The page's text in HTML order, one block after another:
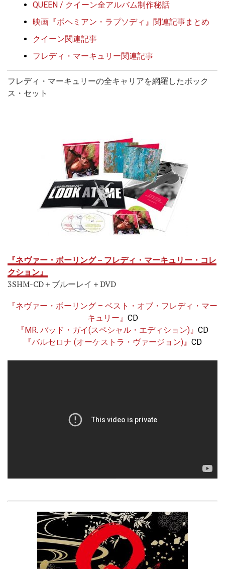
QUEEN / クイーン全アルバム制作秘話
映画『ボヘミアン・ラプソディ』関連記事まとめ
クイーン関連記事
フレディ・マーキュリー関連記事
フレディ・マーキュリーの全キャリアを網羅したボック
ス・セット
『ネヴァー・ボーリング – フレディ・マーキュリー・コレ
クション』
3SHM-CD＋ブルーレイ＋DVD
『ネヴァー・ボーリング – ベスト・オブ・フレディ・マー
キュリー』 CD
『MR. バッド・ガイ(スペシャル・エディション)』 CD
『バルセロナ (オーケストラ・ヴァージョン)』 CD